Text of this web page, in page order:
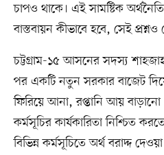
চাপও থাকে। এই সামষ্টিক
বাস্তবায়ন কীভাবে হবে, সেই
চট্টগ্রাম-১৫ আসনের সদস্য
পর একটি নতুন সরকার বাজেট
ফিরিয়ে আনা, রপ্তানি আয়
কর্মসূচির কার্যকারিতা নিশ্চিত
বিভিন্ন কর্মসূচিতে অর্থ বরাদ্দ